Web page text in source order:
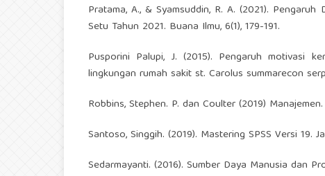
Pratama, A., & Syamsuddin, R. A. (2021).
Setu Tahun 2021. Buana Ilmu, 6(1), 179-191.
Pusporini Palupi, J. (2015). Pengaruh motivasi
lingkungan rumah sakit st. Carolus summarecon
Robbins, Stephen. P. dan Coulter (2019)
Santoso, Singgih. (2019). Mastering SPSS Versi 19.
Sedarmayanti. (2016). Sumber Daya Manusia dan